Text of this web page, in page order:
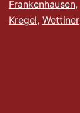
Frankenhausen,
Kregel, Wettiner